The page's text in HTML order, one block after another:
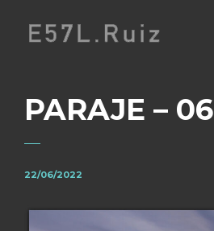
PARAJE – 06
22/06/2022